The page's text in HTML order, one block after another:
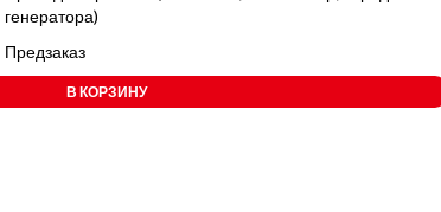
генератора)
Предзаказ
В КОРЗИНУ